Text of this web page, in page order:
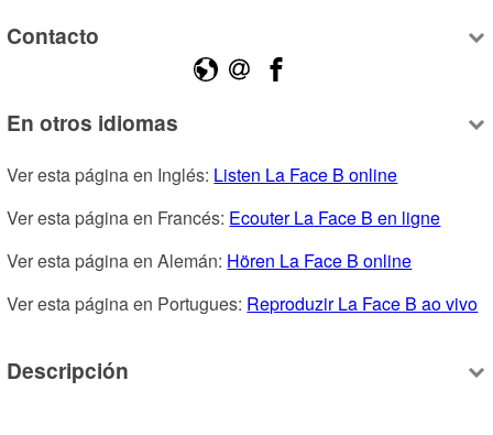
Contacto
En otros idiomas
Ver esta página en Inglés: Listen La Face B online
Ver esta página en Francés: Ecouter La Face B en ligne
Ver esta página en Alemán: Hören La Face B online
Ver esta página en Portugues: Reproduzir La Face B ao vivo
Descripción